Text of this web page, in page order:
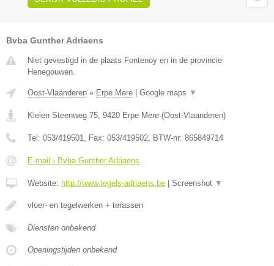
Bvba Gunther Adriaens
Niet gevestigd in de plaats Fontenoy en in de provincie
Henegouwen.
Oost-Vlaanderen » Erpe Mere Google maps ▼
Kleien Steenweg 75, 9420 Erpe Mere (Oost-Vlaanderen)
Tel: 053/419501, Fax: 053/419502, BTW-nr: 865849714
E-mail › Bvba Gunther Adriaens
Website: http://www.tegels-adriaens.be Screenshot ▼
vloer- en tegelwerken + terassen
Diensten onbekend
Openingstijden onbekend